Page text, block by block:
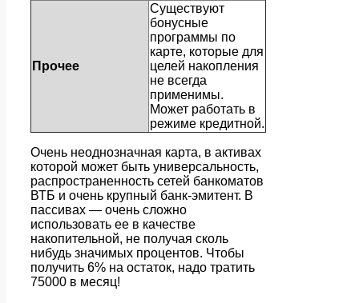
Прочее
Существуют
бонусные
программы по
карте, которые для
целей накопления
не всегда
применимы.
Может работать в
режиме кредитной.
Очень неоднозначная карта, в активах
которой может быть универсальность,
распространенность сетей банкоматов
ВТБ и очень крупный банк-эмитент. В
пассивах — очень сложно
использовать ее в качестве
накопительной, не получая сколь
нибудь значимых процентов. Чтобы
получить 6% на остаток, надо тратить
75000 в месяц!